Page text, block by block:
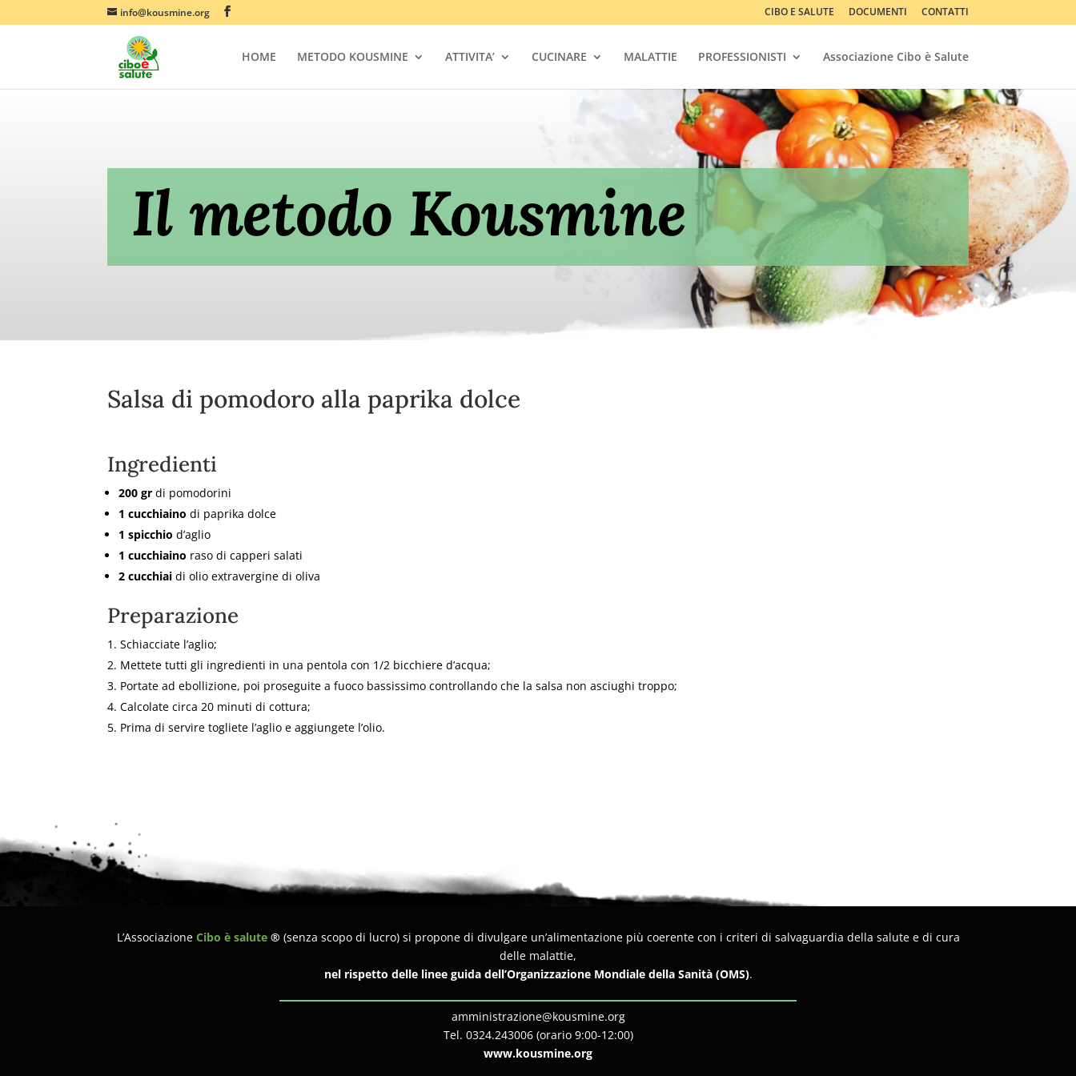
info@kousmine.org CIBO E SALUTE DOCUMENTI CONTATTI
HOME METODO KOUSMINE ATTIVITA’ CUCINARE MALATTIE PROFESSIONISTI Associazione Cibo è Salute
Il metodo Kousmine
Salsa di pomodoro alla paprika dolce
Ingredienti
200 gr di pomodorini
1 cucchiaino di paprika dolce
1 spicchio d’aglio
1 cucchiaino raso di capperi salati
2 cucchiai di olio extravergine di oliva
Preparazione
Schiacciate l’aglio;
Mettete tutti gli ingredienti in una pentola con 1/2 bicchiere d’acqua;
Portate ad ebollizione, poi proseguite a fuoco bassissimo controllando che la salsa non asciughi troppo;
Calcolate circa 20 minuti di cottura;
Prima di servire togliete l’aglio e aggiungete l’olio.
L’Associazione Cibo è salute® (senza scopo di lucro) si propone di divulgare un’alimentazione più coerente con i criteri di salvaguardia della salute e di cura
delle malattie,
nel rispetto delle linee guida dell’Organizzazione Mondiale della Sanità (OMS).
amministrazione@kousmine.org
Tel. 0324.243006 (orario 9:00-12:00)
www.kousmine.org